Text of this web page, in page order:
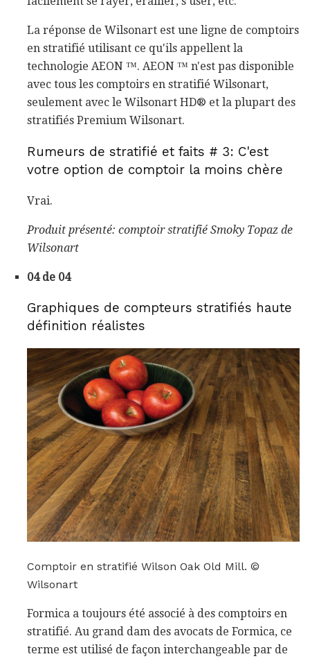
La réponse de Wilsonart est une ligne de comptoirs
en stratifié utilisant ce qu'ils appellent la
technologie AEON ™. AEON ™ n'est pas disponible
avec tous les comptoirs en stratifié Wilsonart,
seulement avec le Wilsonart HD® et la plupart des
stratifiés Premium Wilsonart.
Rumeurs de stratifié et faits # 3: C'est
votre option de comptoir la moins chère
Vrai.
Produit présenté: comptoir stratifié Smoky Topaz de
Wilsonart
04 de 04
Graphiques de compteurs stratifiés haute
définition réalistes
Comptoir en stratifié Wilson Oak Old Mill. ©
Wilsonart
Formica a toujours été associé à des comptoirs en
stratifié. Au grand dam des avocats de Formica, ce
terme est utilisé de façon interchangeable par de